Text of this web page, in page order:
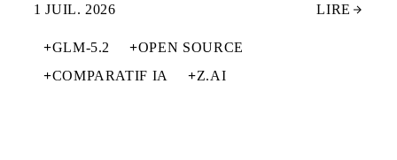
1 JUIL. 2026 LIRE
+GLM-5.2 +OPEN SOURCE
+COMPARATIF IA +Z.AI